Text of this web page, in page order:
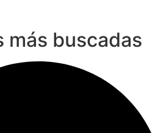
más buscadas